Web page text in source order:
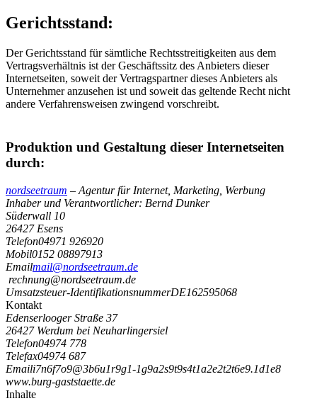
Gerichtsstand:
Der Gerichtsstand für sämtliche Rechtsstreitigkeiten aus dem
Vertragsverhältnis ist der Geschäftssitz des Anbieters dieser
Internetseiten, soweit der Vertragspartner dieses Anbieters als
Unternehmer anzusehen ist und soweit das geltende Recht nicht
andere Verfahrensweisen zwingend vorschreibt.
Produktion und Gestaltung dieser Internetseiten
durch:
nordseetraum – Agentur für Internet, Marketing, Werbung
Inhaber und Verantwortlicher: Bernd Dunker
Süderwall 10
26427 Esens
Telefon04971 926920
Mobil0152 08897913
Emailmail@nordseetraum.de
rechnung@nordseetraum.de
Umsatzsteuer-IdentifikationsnummerDE162595068
Kontakt
Edenserlooger Straße 37
26427 Werdum bei Neuharlingersiel
Telefon04974 778
Telefax04974 687
Emaili7n6f7o9@3b6u1r9g1-1g9a2s9t9s4t1a2e2t2t6e9.1d1e8
www.burg-gaststaette.de
Inhalte